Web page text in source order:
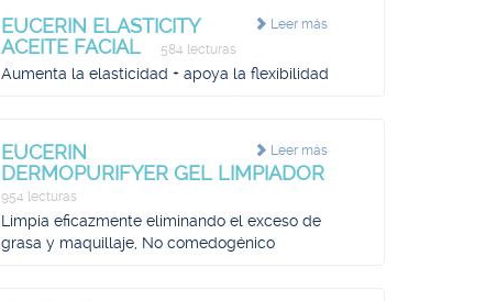
Leer más
EUCERIN ELASTICITY
ACEITE FACIAL
584 lecturas
Aumenta la elasticidad + apoya la flexibilidad
Leer más
EUCERIN
DERMOPURIFYER GEL LIMPIADOR
954 lecturas
Limpia eficazmente eliminando el exceso de
grasa y maquillaje, No comedogénico